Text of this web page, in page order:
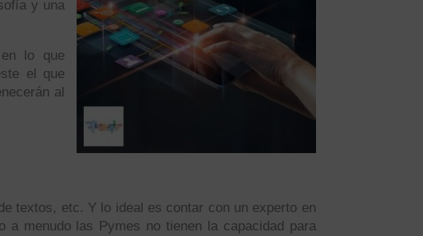
y una
lo que
el que
al
textos, etc. Y lo ideal es contar con un experto en
a menudo las Pymes no tienen la capacidad para